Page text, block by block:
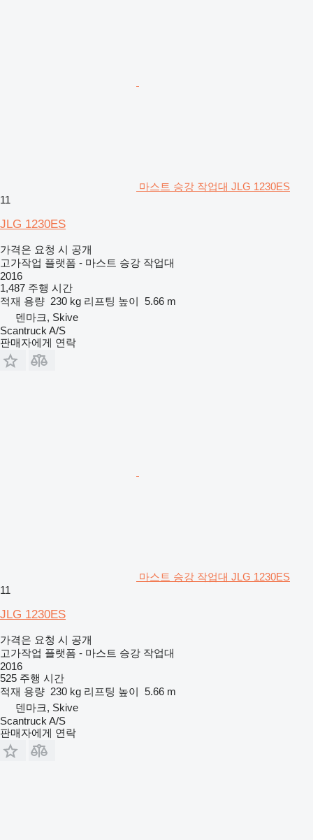
마스트 승강 작업대 JLG 1230ES
11
JLG 1230ES
가격은 요청 시 공개
고가작업 플랫폼 - 마스트 승강 작업대
2016
1,487 주행 시간
적재 용량 230 kg 리프팅 높이 5.66 m
덴마크, Skive
Scantruck A/S
판매자에게 연락
마스트 승강 작업대 JLG 1230ES
11
JLG 1230ES
가격은 요청 시 공개
고가작업 플랫폼 - 마스트 승강 작업대
2016
525 주행 시간
적재 용량 230 kg 리프팅 높이 5.66 m
덴마크, Skive
Scantruck A/S
판매자에게 연락